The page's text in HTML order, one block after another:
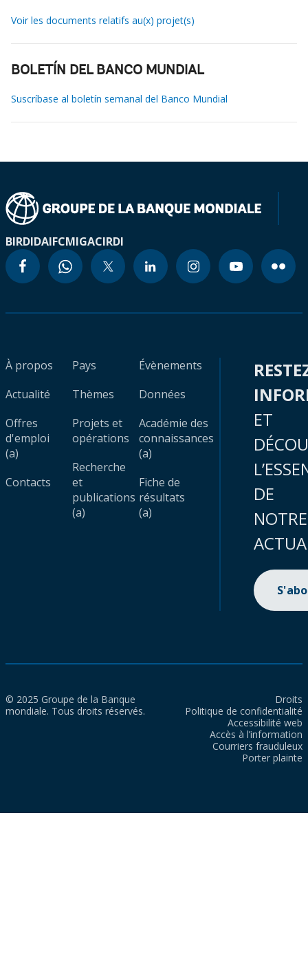
Voir les documents relatifs au(x) projet(s)
BOLETÍN DEL BANCO MUNDIAL
Suscríbase al boletín semanal del Banco Mundial
BIRDIDAIFCMIGACIRDI
À propos
Actualité
Offres
d'emploi
(a)
Contacts
Pays
Thèmes
Projets et
opérations
Recherche
et
publications
(a)
Évènements
Données
Académie des
connaissances
(a)
Fiche de
résultats
(a)
ET
DE
NOTRE
© 2025 Groupe de la Banque
mondiale. Tous droits réservés.
Droits
Politique de confidentialité
Accessibilité web
Accès à l’information
Courriers frauduleux
Porter plainte